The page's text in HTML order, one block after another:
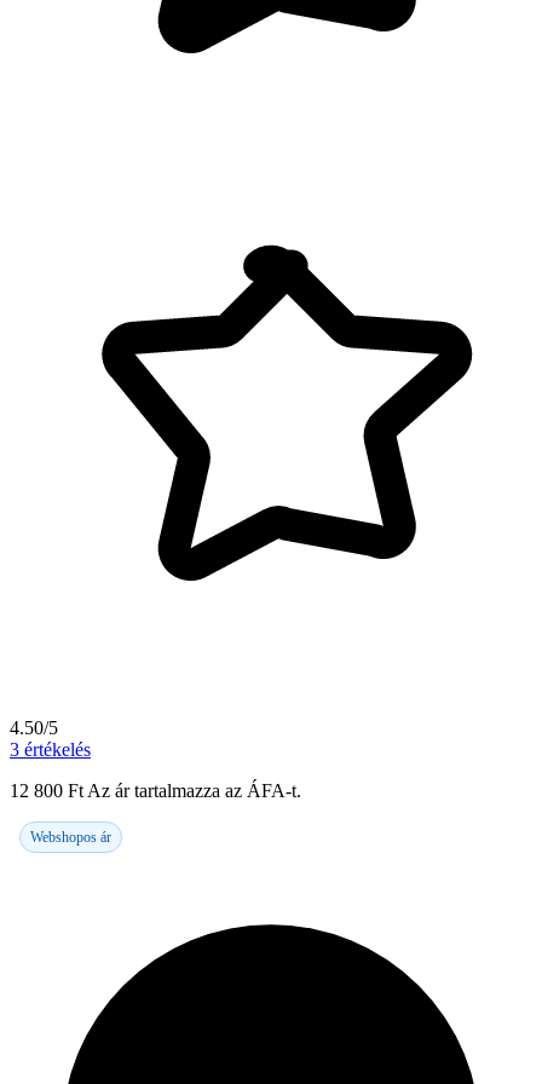
4.50/5
3 értékelés
12 800 Ft Az ár tartalmazza az ÁFA-t.
Webshopos ár